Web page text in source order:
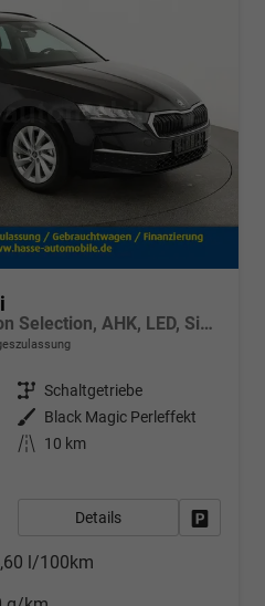
1.5 TSI 110 kW Selection Selection, AHK, LED, Side, ACC, Kamera, Winter, 17-Zoll
Getriebe Schaltgetriebe
Außenfarbe
Black Magic Perleffekt
Kilometerstand
10 km
Details
l/100km